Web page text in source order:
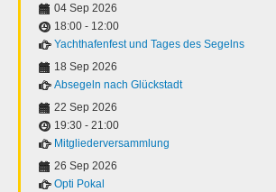
04 Sep 2026
18:00 - 12:00
Yachthafenfest und Tages des Segelns
18 Sep 2026
Absegeln nach Glückstadt
22 Sep 2026
19:30 - 21:00
Mitgliederversammlung
26 Sep 2026
Opti Pokal